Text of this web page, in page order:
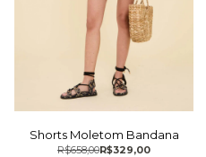
Shorts Moletom Bandana
R$329,00
R$658,00